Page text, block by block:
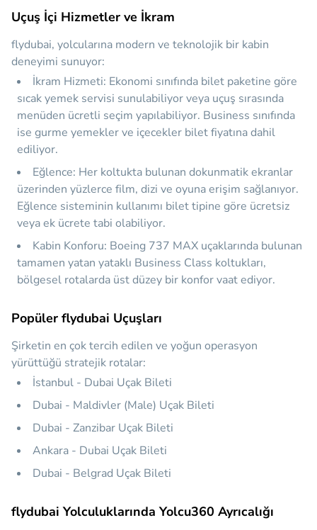
Uçuş İçi Hizmetler ve İkram
flydubai, yolcularına modern ve teknolojik bir kabin
deneyimi sunuyor:
İkram Hizmeti: Ekonomi sınıfında bilet paketine göre
sıcak yemek servisi sunulabiliyor veya uçuş sırasında
menüden ücretli seçim yapılabiliyor. Business sınıfında
ise gurme yemekler ve içecekler bilet fiyatına dahil
ediliyor.
Eğlence: Her koltukta bulunan dokunmatik ekranlar
üzerinden yüzlerce film, dizi ve oyuna erişim sağlanıyor.
Eğlence sisteminin kullanımı bilet tipine göre ücretsiz
veya ek ücrete tabi olabiliyor.
Kabin Konforu: Boeing 737 MAX uçaklarında bulunan
tamamen yatan yataklı Business Class koltukları,
bölgesel rotalarda üst düzey bir konfor vaat ediyor.
Popüler flydubai Uçuşları
Şirketin en çok tercih edilen ve yoğun operasyon
yürüttüğü stratejik rotalar:
İstanbul - Dubai Uçak Bileti
Dubai - Maldivler (Male) Uçak Bileti
Dubai - Zanzibar Uçak Bileti
Ankara - Dubai Uçak Bileti
Dubai - Belgrad Uçak Bileti
flydubai Yolculuklarında Yolcu360 Ayrıcalığı